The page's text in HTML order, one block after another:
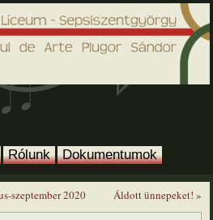
Rólunk
Dokumentumok
szeptember 2020 Áldott ünnepeket! »